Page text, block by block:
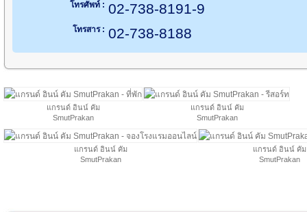
โทรศัพท์ : 02-738-8191-9
โทรสาร : 02-738-8188
แกรนด์ อินน์ คัม
SmutPrakan
แกรนด์ อินน์ คัม
SmutPrakan
แกรนด์ อินน์ คัม
SmutPrakan
แกรนด์ อินน์ คัม
SmutPrakan